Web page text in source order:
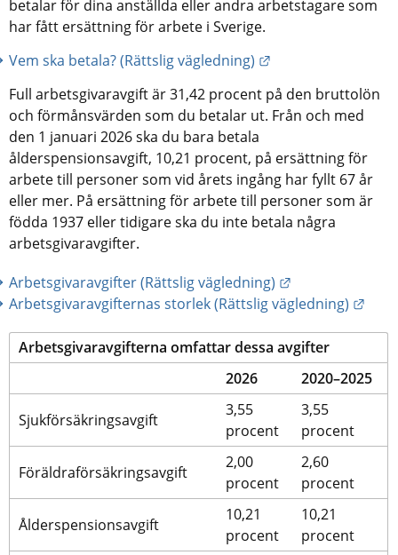
betalar för dina anställda eller andra arbetstagare som
har fått ersättning för arbete i Sverige.
Vem ska betala? (Rättslig vägledning)
Full arbetsgivaravgift är 31,42 procent på den bruttolön
och förmånsvärden som du betalar ut. Från och med
den 1 januari 2026 ska du bara betala
ålderspensionsavgift, 10,21 procent, på ersättning för
arbete till personer som vid årets ingång har fyllt 67 år
eller mer. På ersättning för arbete till personer som är
födda 1937 eller tidigare ska du inte betala några
arbetsgivaravgifter.
Arbetsgivaravgifter (Rättslig vägledning)
Arbetsgivaravgifternas storlek (Rättslig vägledning)
Arbetsgivaravgifterna omfattar dessa avgifter
2026
2020–2025
Sjukförsäkringsavgift
3,55
procent
3,55
procent
Föräldraförsäkringsavgift
2,00
procent
2,60
procent
Ålderspensionsavgift
10,21
procent
10,21
procent